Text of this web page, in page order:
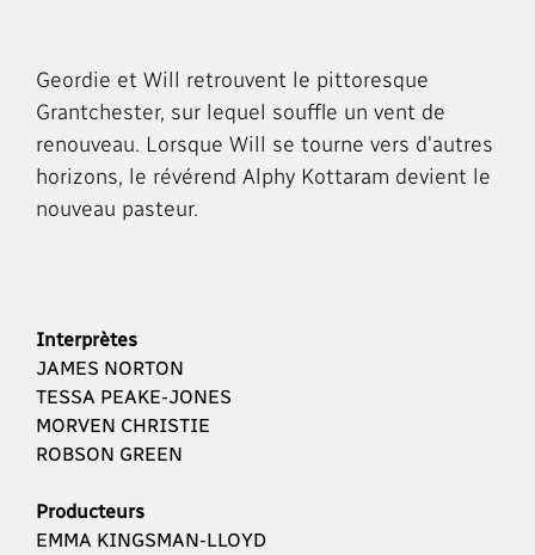
Geordie et Will retrouvent le pittoresque
Grantchester, sur lequel souffle un vent de
renouveau. Lorsque Will se tourne vers d'autres
horizons, le révérend Alphy Kottaram devient le
nouveau pasteur.
Interprètes
JAMES NORTON
TESSA PEAKE-JONES
MORVEN CHRISTIE
ROBSON GREEN
Producteurs
EMMA KINGSMAN-LLOYD